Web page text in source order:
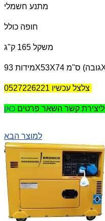
מתנע חשמלי
חופה כולל
משקל 165 ק"ג
ליצירת קשר השאר פרטים
למוצר הבא